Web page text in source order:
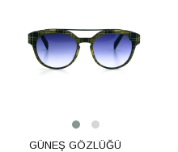
GÜNEŞ GÖZLÜĞÜ